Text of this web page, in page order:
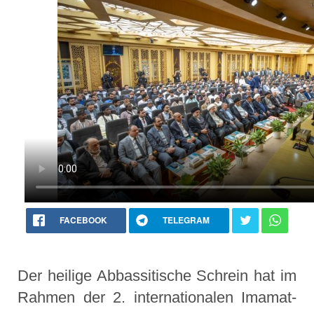
FACEBOOK TELEGRAM
Der heilige Abbassitische Schrein hat im
Rahmen der 2. internationalen Imamat-